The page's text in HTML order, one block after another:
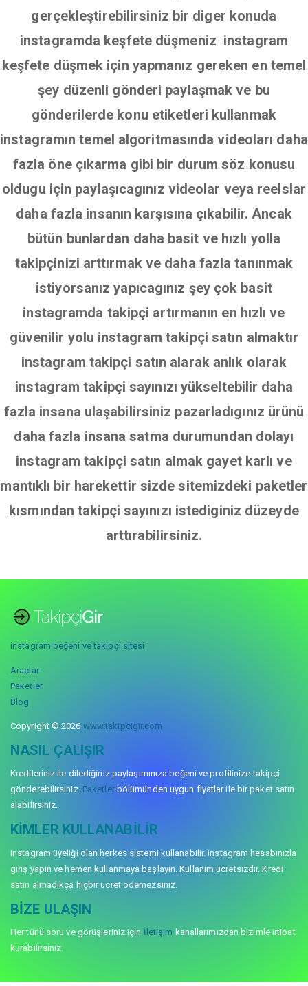
gerçekleştirebilirsiniz bir diger konuda
instagramda keşfete düşmeniz instagram
keşfete düşmek için yapmanız gereken en temel
şey düzenli gönderi paylaşmak ve bu
gönderilerde konu etiketleri kullanmak
instagramın temel algoritmasında videoları daha
fazla öne çıkarma gibi bir durum söz konusu
oldugu için paylaşıcagınız videolar veya reelslar
daha fazla insanın karşısına çıkabilir. Ancak
bütün bunlardan daha basit ve hızlı yolla
takipçinizi arttırmak ve daha fazla tanınmak
istiyorsanız yapıcagınız şey çok basit
instagramda takipçi artırmanın en hızlı ve
güvenilir yolu instagram takipçi satın almaktır
instagram takipçi satın alarak anlık olarak
instagram takipçi sayınızı yükseltebilir daha
fazla insana ulaşabilirsiniz pazarladıgınız ürünü
daha fazla insana satma durumundan dolayı
instagram takipçi satın almak gayet karlı ve
mantıklı bir harekettir sizde sitemizdeki paketler
kısmından takipçi sayınızı istediginiz düzeyde
arttırabilirsiniz.
instagram beğeni ve takipçi sitesi
Araçlar
Paketler
Blog
Copyright © 2026 www.takipcigir.com
NASIL ÇALIŞIR
Kredileriniz ile dilediğiniz paylaşımınıza beğeni ve profilinize takipçi
gönderebilirsiniz. Paketlerbölümünden uygun fiyatlar ile bir paket satın
alabilirsiniz.
KIMLER KULLANABILIR
Instagram üyeliği olan herkes sistemi kullanabilir. Instagram hesabınızla
giriş yapın ve hemen kullanmaya başlayın. Kullanım ücretsizdir. Kredi
satın almadıkça hiçbir ücret ödemezsiniz.
BIZE ULAŞIN
Her türlü soru ve görüşleriniz için İletişim kanallarımızdan bizimle irtibat
kurabilirsiniz.